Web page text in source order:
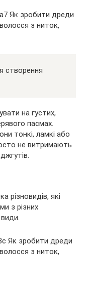
створення
на густих,
пасмах.
тонкі, ламкі або
не витримають
різновидів, які
з різних
види.